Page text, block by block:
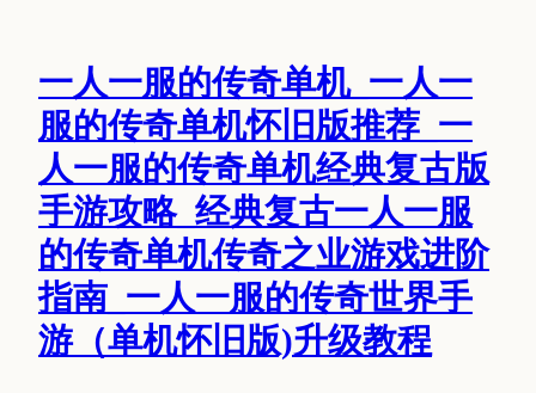
一人一服的传奇单机_一人一
服的传奇单机怀旧版推荐_一
人一服的传奇单机经典复古版
手游攻略_经典复古一人一服
的传奇单机传奇之业游戏进阶
指南_一人一服的传奇世界手
游（单机怀旧版)升级教程